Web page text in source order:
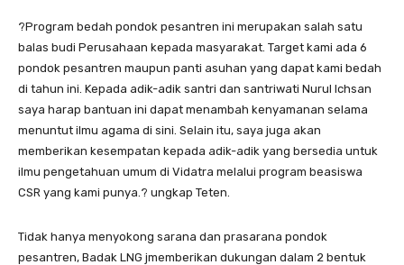
?Program bedah pondok pesantren ini merupakan salah satu
balas budi Perusahaan kepada masyarakat. Target kami ada 6
pondok pesantren maupun panti asuhan yang dapat kami bedah
di tahun ini. Kepada adik-adik santri dan santriwati Nurul Ichsan
saya harap bantuan ini dapat menambah kenyamanan selama
menuntut ilmu agama di sini. Selain itu, saya juga akan
memberikan kesempatan kepada adik-adik yang bersedia untuk
ilmu pengetahuan umum di Vidatra melalui program beasiswa
CSR yang kami punya.? ungkap Teten.
Tidak hanya menyokong sarana dan prasarana pondok
pesantren, Badak LNG jmemberikan dukungan dalam 2 bentuk